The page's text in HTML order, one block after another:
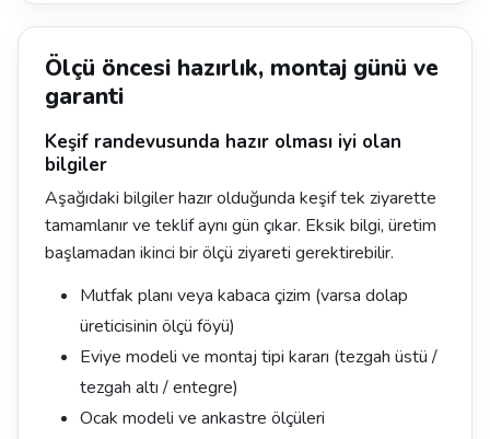
Ölçü öncesi hazırlık, montaj günü ve
garanti
Keşif randevusunda hazır olması iyi olan
bilgiler
Aşağıdaki bilgiler hazır olduğunda keşif tek ziyarette
tamamlanır ve teklif aynı gün çıkar. Eksik bilgi, üretim
başlamadan ikinci bir ölçü ziyareti gerektirebilir.
Mutfak planı veya kabaca çizim (varsa dolap
üreticisinin ölçü föyü)
Eviye modeli ve montaj tipi kararı (tezgah üstü /
tezgah altı / entegre)
Ocak modeli ve ankastre ölçüleri